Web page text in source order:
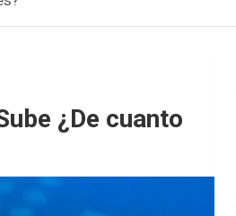
¿De cuanto